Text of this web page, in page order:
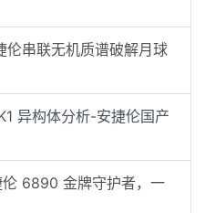
串联无机质谱破解月球
异构体分析-安捷伦国产
6890 金牌守护者，一